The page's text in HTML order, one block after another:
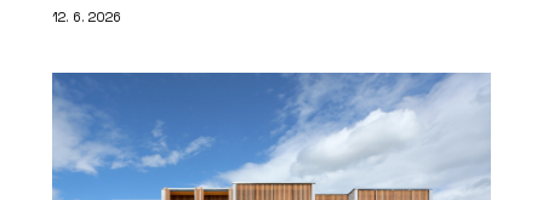
12. 6. 2026